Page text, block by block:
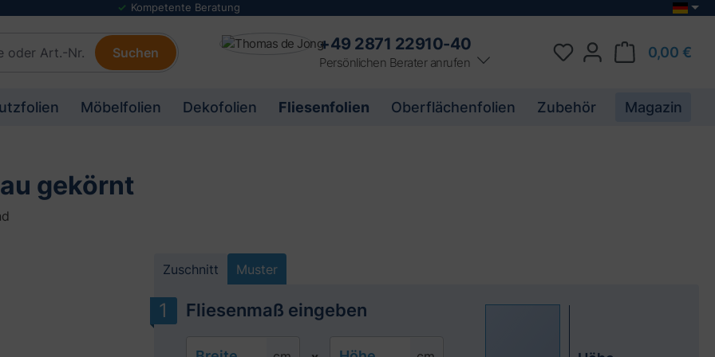
Folienmuster Service
Suchen +49 2871 22910-40
Persönlichen Berater anrufen
0,00 €
Möbelfolien Dekofolien Fliesenfolien Oberflächenfolien Zubehör Magazin
gekörnt
Zuschnitt Muster
Fliesenmaß eingeben